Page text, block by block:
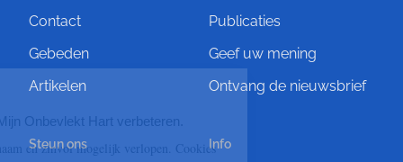
Contact
Gebeden
Artikelen
Publicaties
Geef uw mening
Ontvang de nieuwsbrief
Steun ons Info